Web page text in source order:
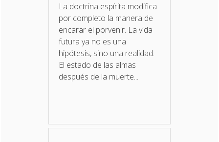
La doctrina espírita modifica
por completo la manera de
encarar el porvenir. La vida
futura ya no es una
hipótesis, sino una realidad.
El estado de las almas
después de la muerte...